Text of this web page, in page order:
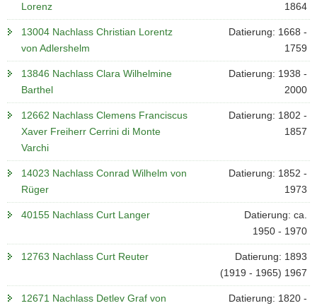
Lorenz 1864
13004 Nachlass Christian Lorentz
von Adlershelm
Datierung: 1668 -
1759
13846 Nachlass Clara Wilhelmine
Barthel
Datierung: 1938 -
2000
12662 Nachlass Clemens Franciscus
Xaver Freiherr Cerrini di Monte
Varchi
Datierung: 1802 -
1857
14023 Nachlass Conrad Wilhelm von
Rüger
Datierung: 1852 -
1973
40155 Nachlass Curt Langer
Datierung: ca.
1950 - 1970
12763 Nachlass Curt Reuter
Datierung: 1893
(1919 - 1965) 1967
12671 Nachlass Detlev Graf von
Datierung: 1820 -